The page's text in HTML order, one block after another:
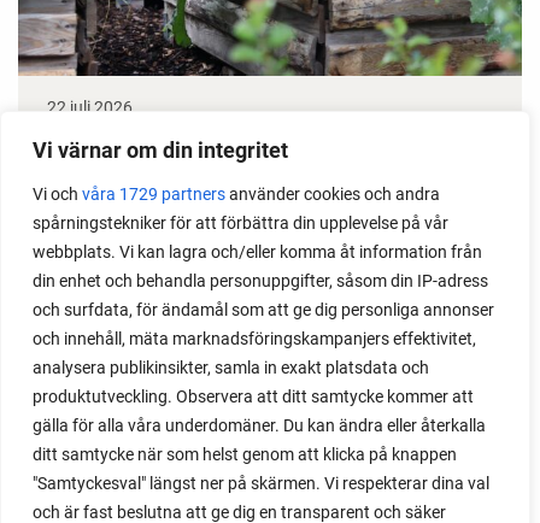
Vi värnar om din integritet
Vi och våra 1729 partnersanvänder cookies och andra
spårningstekniker för att förbättra din upplevelse på vår
webbplats. Vi kan lagra och/eller komma åt information från
din enhet och behandla personuppgifter, såsom din IP-adress
och surfdata, för ändamål som att ge dig personliga annonser
och innehåll, mäta marknadsföringskampanjers effektivitet,
analysera publikinsikter, samla in exakt platsdata och
produktutveckling. Observera att ditt samtycke kommer att
gälla för alla våra underdomäner. Du kan ändra eller återkalla
ditt samtycke när som helst genom att klicka på knappen
"Samtyckesval" längst ner på skärmen. Vi respekterar dina val
och är fast beslutna att ge dig en transparent och säker
22 juli 2026
Odla stora växter på liten plats
Med det här smarta knepet kan du odla också stora
växter i en pallkrage tillsammans med andra växter.
Perfekt om du vill odla mycket i på liten yta.